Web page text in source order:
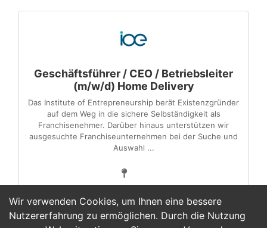
Wir verwenden Cookies, um Ihnen eine bessere
Nutzererfahrung zu ermöglichen. Durch die Nutzung
Geschäftsführer / CEO / Betriebsleiter
(m/w/d) Home Delivery
Das Institute of Entrepreneurship berät Existenzgründer
auf dem Weg in die sichere Selbständigkeit als
Franchisenehmer. Darüber hinaus unterstützen wir
ausgesuchte Franchise­unternehmen bei der Suche und
Auswahl ...